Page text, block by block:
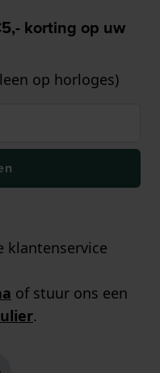
korting op uw
op horloges)
klantenservice
of stuur ons een
.